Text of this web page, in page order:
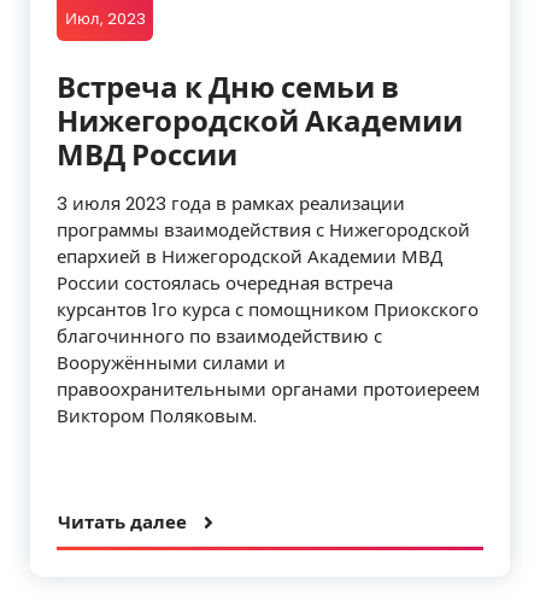
Июл, 2023
Встреча к Дню семьи в
Нижегородской Академии
МВД России
3 июля 2023 года в рамках реализации
программы взаимодействия с Нижегородской
епархией в Нижегородской Академии МВД
России состоялась очередная встреча
курсантов 1го курса с помощником Приокского
благочинного по взаимодействию с
Вооружёнными силами и
правоохранительными органами протоиереем
Виктором Поляковым.
Читать далее